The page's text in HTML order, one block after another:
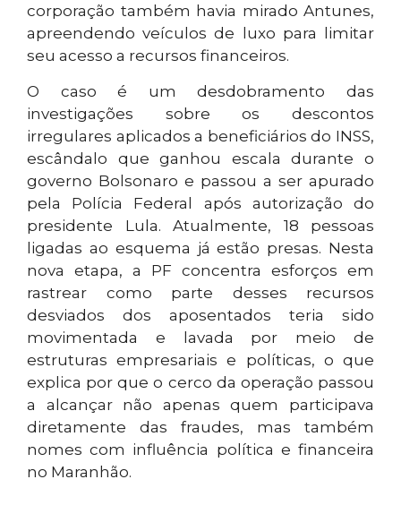
corporação também havia mirado Antunes,
apreendendo veículos de luxo para limitar
seu acesso a recursos financeiros.
O caso é um desdobramento das
investigações sobre os descontos
irregulares aplicados a beneficiários do INSS,
escândalo que ganhou escala durante o
governo Bolsonaro e passou a ser apurado
pela Polícia Federal após autorização do
presidente Lula. Atualmente, 18 pessoas
ligadas ao esquema já estão presas. Nesta
nova etapa, a PF concentra esforços em
rastrear como parte desses recursos
desviados dos aposentados teria sido
movimentada e lavada por meio de
estruturas empresariais e políticas, o que
explica por que o cerco da operação passou
a alcançar não apenas quem participava
diretamente das fraudes, mas também
nomes com influência política e financeira
no Maranhão.